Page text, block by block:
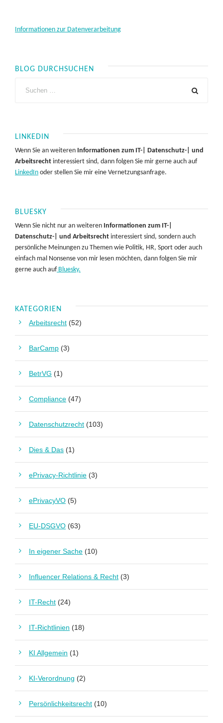
Informationen zur Datenverarbeitung
BLOG DURCHSUCHEN
LINKEDIN
Wenn Sie an weiteren Informationen zum IT-| Datenschutz-| und
Arbeitsrecht interessiert sind, dann folgen Sie mir gerne auch auf
LinkedIn oder stellen Sie mir eine Vernetzungsanfrage.
BLUESKY
Wenn Sie nicht nur an weiteren Informationen zum IT-|
Datenschutz-| und Arbeitsrecht interessiert sind, sondern auch
persönliche Meinungen zu Themen wie Politik, HR, Sport oder auch
einfach mal Nonsense von mir lesen möchten, dann folgen Sie mir
gerne auch aufBluesky.
KATEGORIEN
Arbeitsrecht (52)
BarCamp (3)
BetrVG (1)
Compliance (47)
Datenschutzrecht (103)
Dies & Das (1)
ePrivacy-Richtlinie (3)
ePrivacyVO (5)
EU-DSGVO (63)
In eigener Sache (10)
Influencer Relations & Recht (3)
IT-Recht (24)
IT-Richtlinien (18)
KI Allgemein (1)
KI-Verordnung (2)
Persönlichkeitsrecht (10)